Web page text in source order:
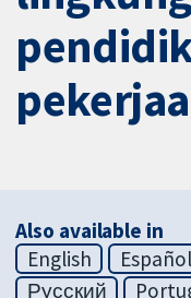
Also available in
English
Español
Русский